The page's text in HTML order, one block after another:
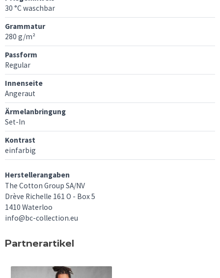
30 °C waschbar
Grammatur
280 g/m²
Passform
Regular
Innenseite
Angeraut
Ärmelanbringung
Set-In
Kontrast
einfarbig
Herstellerangaben
The Cotton Group SA/NV
Drève Richelle 161 O - Box 5
1410 Waterloo
info@bc-collection.eu
Partnerartikel